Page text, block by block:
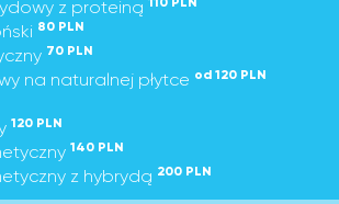
z proteiną
80 PLN
70 PLN
na naturalnej płytce od 120 PLN
120 PLN
140 PLN
z hybrydą 200 PLN